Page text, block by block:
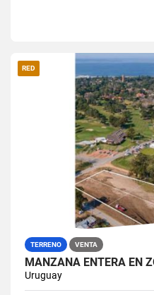
RED
TERRENO VENTA
MANZANA ENTERA EN
Uruguay